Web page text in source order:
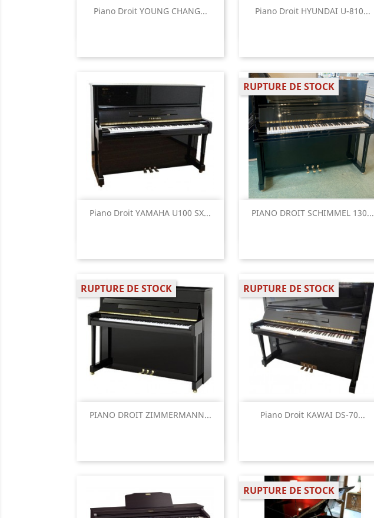
Piano Droit YOUNG CHANG...
Aperçu rapide Piano Droit HYUNDAI U-810...
Aperçu rapide
Piano Droit YAMAHA U100 SX...
Aperçu rapide PIANO DROIT SCHIMMEL 130...
RUPTURE DE STOCK
Aperçu rapide
PIANO DROIT ZIMMERMANN...
RUPTURE DE STOCK
Aperçu rapide Piano Droit KAWAI DS-70...
RUPTURE DE STOCK
Aperçu rapide
RUPTURE DE STOCK